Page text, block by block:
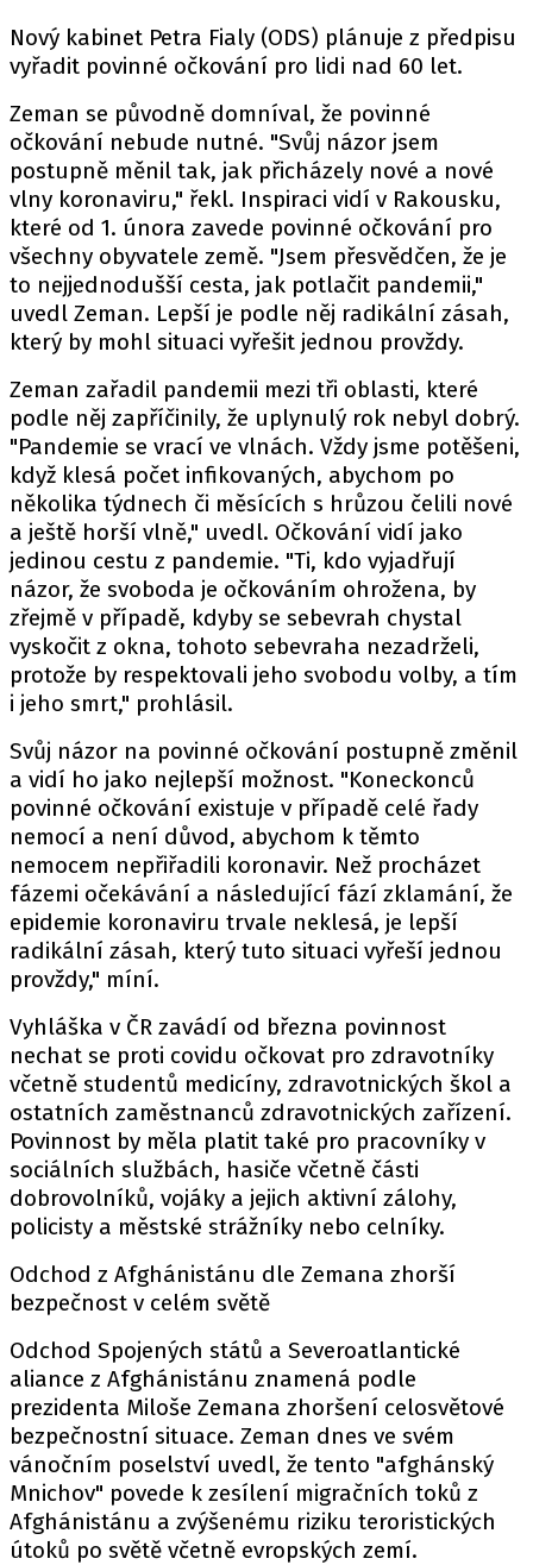
Nový kabinet Petra Fialy (ODS) plánuje z předpisu
vyřadit povinné očkování pro lidi nad 60 let.
Zeman se původně domníval, že povinné
očkování nebude nutné. "Svůj názor jsem
postupně měnil tak, jak přicházely nové a nové
vlny koronaviru," řekl. Inspiraci vidí v Rakousku,
které od 1. února zavede povinné očkování pro
všechny obyvatele země. "Jsem přesvědčen, že je
to nejjednodušší cesta, jak potlačit pandemii,"
uvedl Zeman. Lepší je podle něj radikální zásah,
který by mohl situaci vyřešit jednou provždy.
Zeman zařadil pandemii mezi tři oblasti, které
podle něj zapříčinily, že uplynulý rok nebyl dobrý.
"Pandemie se vrací ve vlnách. Vždy jsme potěšeni,
když klesá počet infikovaných, abychom po
několika týdnech či měsících s hrůzou čelili nové
a ještě horší vlně," uvedl. Očkování vidí jako
jedinou cestu z pandemie. "Ti, kdo vyjadřují
názor, že svoboda je očkováním ohrožena, by
zřejmě v případě, kdyby se sebevrah chystal
vyskočit z okna, tohoto sebevraha nezadrželi,
protože by respektovali jeho svobodu volby, a tím
i jeho smrt," prohlásil.
Svůj názor na povinné očkování postupně změnil
a vidí ho jako nejlepší možnost. "Koneckonců
povinné očkování existuje v případě celé řady
nemocí a není důvod, abychom k těmto
nemocem nepřiřadili koronavir. Než procházet
fázemi očekávání a následující fází zklamání, že
epidemie koronaviru trvale neklesá, je lepší
radikální zásah, který tuto situaci vyřeší jednou
provždy," míní.
Vyhláška v ČR zavádí od března povinnost
nechat se proti covidu očkovat pro zdravotníky
včetně studentů medicíny, zdravotnických škol a
ostatních zaměstnanců zdravotnických zařízení.
Povinnost by měla platit také pro pracovníky v
sociálních službách, hasiče včetně části
dobrovolníků, vojáky a jejich aktivní zálohy,
policisty a městské strážníky nebo celníky.
Odchod z Afghánistánu dle Zemana zhorší
bezpečnost v celém světě
Odchod Spojených států a Severoatlantické
aliance z Afghánistánu znamená podle
prezidenta Miloše Zemana zhoršení celosvětové
bezpečnostní situace. Zeman dnes ve svém
vánočním poselství uvedl, že tento "afghánský
Mnichov" povede k zesílení migračních toků z
Afghánistánu a zvýšenému riziku teroristických
útoků po světě včetně evropských zemí.